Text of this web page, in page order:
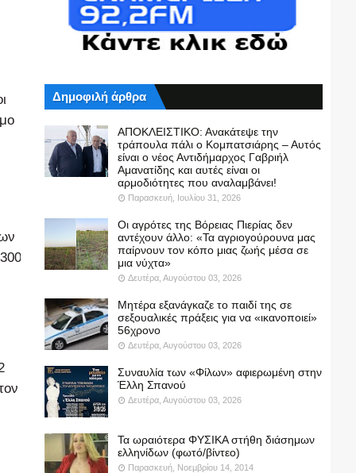
Δημοφιλή άρθρα
ΑΠΟΚΛΕΙΣΤΙΚΟ: Ανακάτεψε την
τράπουλα πάλι ο Κομπατσιάρης – Αυτός
είναι ο νέος Αντιδήμαρχος Γαβριήλ
Αμανατίδης και αυτές είναι οι
αρμοδιότητες που αναλαμβάνει!
Παρασκευή, Ιουλίου 31, 2026
Οι αγρότες της Βόρειας Πιερίας δεν
αντέχουν άλλο: «Τα αγριογούρουνα μας
παίρνουν τον κόπο μιας ζωής μέσα σε
μια νύχτα»
Δευτέρα, Αυγούστου 03, 2026
Μητέρα εξανάγκαζε το παιδί της σε
σεξουαλικές πράξεις για να «ικανοποιεί»
56χρονο
Δευτέρα, Αυγούστου 03, 2026
Συναυλία των «Φίλων» αφιερωμένη στην
Έλλη Σπανού
Δευτέρα, Αυγούστου 03, 2026
Τα ωραιότερα ΦΥΣΙΚΑ στήθη διάσημων
ελληνίδων (φωτό/βίντεο)
Παρασκευή, Νοεμβρίου 14, 2014